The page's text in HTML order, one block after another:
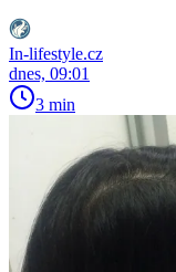
In-lifestyle.cz
dnes, 09:01
3 min